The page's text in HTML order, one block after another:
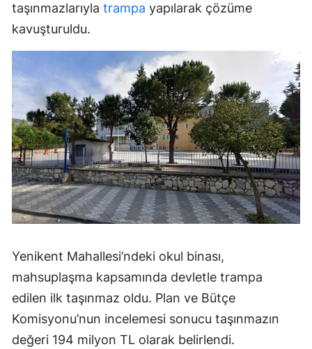
taşınmazlarıyla trampa yapılarak çözüme
kavuşturuldu.
Yenikent Mahallesi’ndeki okul binası,
mahsuplaşma kapsamında devletle trampa
edilen ilk taşınmaz oldu. Plan ve Bütçe
Komisyonu’nun incelemesi sonucu taşınmazın
değeri 194 milyon TL olarak belirlendi.